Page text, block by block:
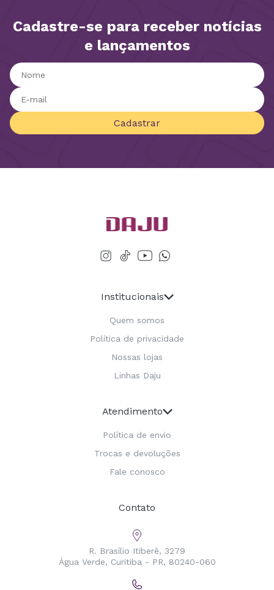
Cadastre-se para receber notícias
e lançamentos
Cadastrar
Institucionais
Quem somos
Política de privacidade
Nossas lojas
Linhas Daju
Atendimento
Política de envio
Trocas e devoluções
Fale conosco
Contato
R. Brasílio Itiberê, 3279
Água Verde, Curitiba - PR, 80240-060